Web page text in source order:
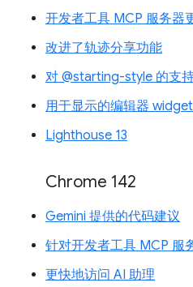
开发者工具 MCP 服务器
改进了轨迹分享功能
对 @starting-style 的支
用于显示的编辑器
Lighthouse 13
Chrome 142
Gemini 提供的代码建议
针对开发者工具 MCP 服
更快地访问 AI 助理